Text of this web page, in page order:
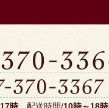
時配送時間/10時～18時
配達エリア・注文方法